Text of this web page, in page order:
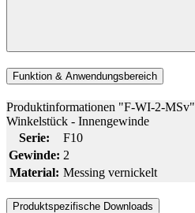
Funktion & Anwendungsbereich
Produktinformationen "F-WI-2-MSv"
Winkelstück - Innengewinde
Serie:
F10
Gewinde: 2
Material: Messing vernickelt
Produktspezifische Downloads